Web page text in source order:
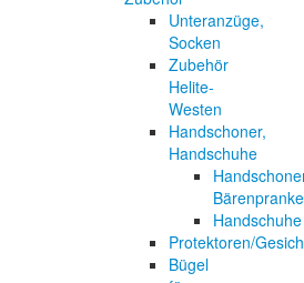
Unteranzüge,
Socken
Zubehör
Helite-
Westen
Handschoner,
Handschuhe
Bärenpranke
Handschuhe
Protektoren/
Bügel